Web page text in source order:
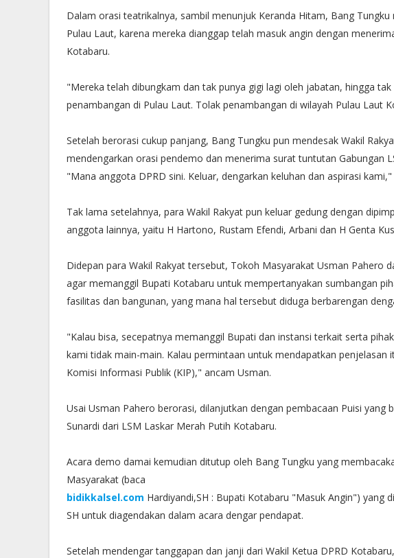
Dalam orasi teatrikalnya, sambil menunjuk Keranda Hitam, Bang
Pulau Laut, karena mereka dianggap telah masuk angin dengan
Kotabaru.
"Mereka telah dibungkam dan tak punya gigi lagi oleh jabatan, hingga
penambangan di Pulau Laut. Tolak penambangan di wilayah Pulau Laut
Setelah berorasi cukup panjang, Bang Tungku pun mendesak Wakil
mendengarkan orasi pendemo dan menerima surat tuntutan Gabungan
"Mana anggota DPRD sini. Keluar, dengarkan keluhan dan aspirasi
Tak lama setelahnya, para Wakil Rakyat pun keluar gedung dengan
anggota lainnya, yaitu H Hartono, Rustam Efendi, Arbani dan H Genta
Didepan para Wakil Rakyat tersebut, Tokoh Masyarakat Usman Pahero
agar memanggil Bupati Kotabaru untuk mempertanyakan sumbangan
fasilitas dan bangunan, yang mana hal tersebut diduga berbarengan
"Kalau bisa, secepatnya memanggil Bupati dan instansi terkait serta
kami tidak main-main. Kalau permintaan untuk mendapatkan
Komisi Informasi Publik (KIP)," ancam Usman.
Usai Usman Pahero berorasi, dilanjutkan dengan pembacaan Puisi yang
Sunardi dari LSM Laskar Merah Putih Kotabaru.
Acara demo damai kemudian ditutup oleh Bang Tungku yang
Masyarakat (baca
bidikkalsel.com Hardiyandi,SH : Bupati Kotabaru "Masuk Angin") yang
SH untuk diagendakan dalam acara dengar pendapat.
Setelah mendengar tanggapan dan janji dari Wakil Ketua DPRD